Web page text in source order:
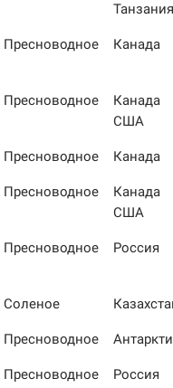
Танзания
Пресноводное Канада
Пресноводное
Канада
США
Пресноводное Канада
Пресноводное
Канада
США
Пресноводное Россия
Соленое
Пресноводное
Пресноводное Россия